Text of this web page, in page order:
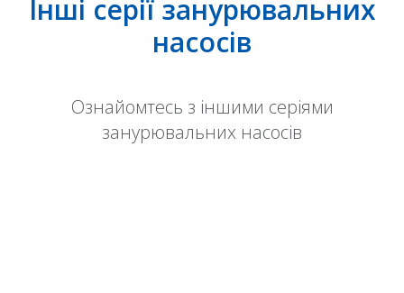
Інші серії занурювальних
насосів
Ознайомтесь з іншими серіями
занурювальних насосів